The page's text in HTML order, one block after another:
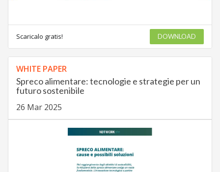
Scaricalo gratis! DOWNLOAD
WHITE PAPER
Spreco alimentare: tecnologie e strategie per un
futuro sostenibile
26 Mar 2025